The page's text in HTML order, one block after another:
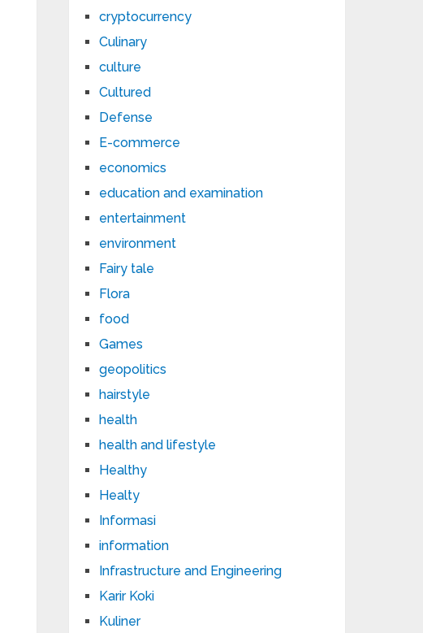
cryptocurrency
Culinary
culture
Cultured
Defense
E-commerce
economics
education and examination
entertainment
environment
Fairy tale
Flora
food
Games
geopolitics
hairstyle
health
health and lifestyle
Healthy
Healty
Informasi
information
Infrastructure and Engineering
Karir Koki
Kuliner